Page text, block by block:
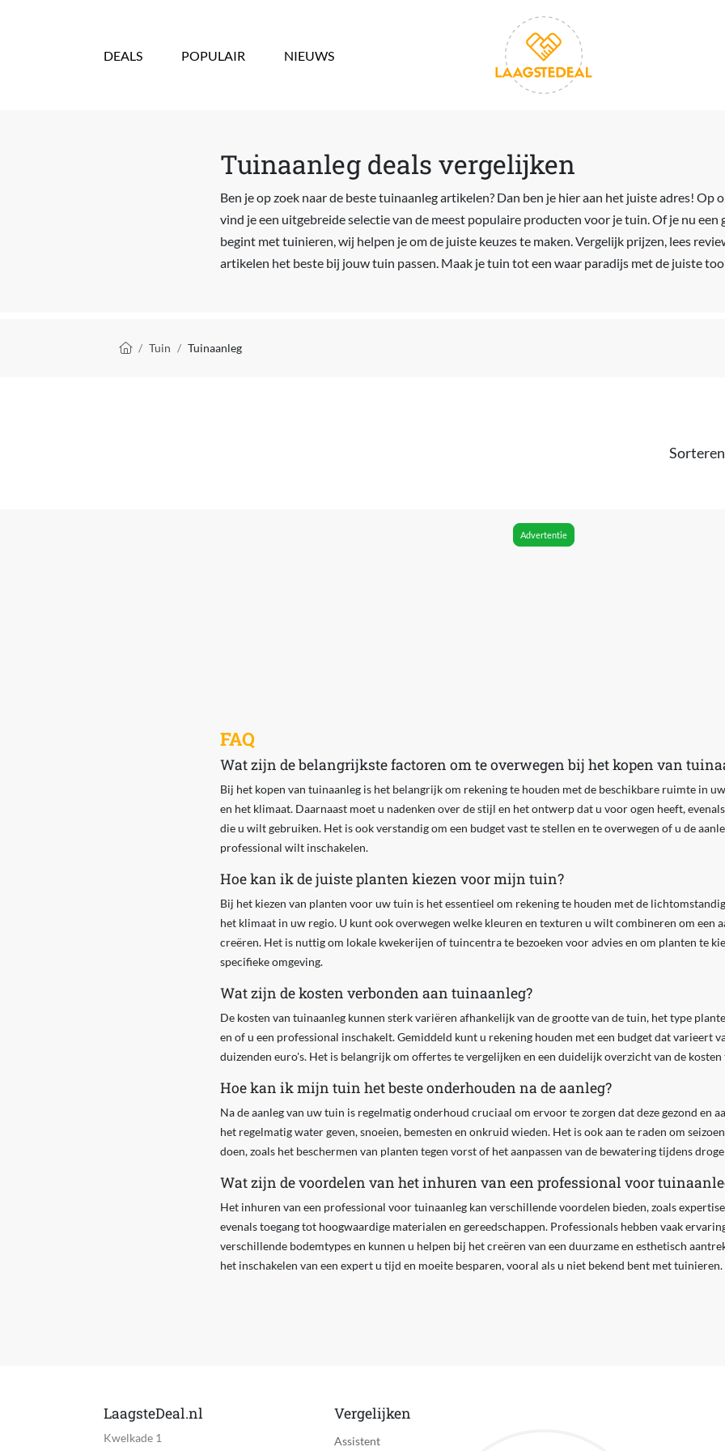
DEALS POPULAIR NIEUWS
Tuinaanleg deals vergelijken
Ben je op zoek naar de beste tuinaanleg artikelen? Dan ben je hier aan het juiste adres! Op
vind je een uitgebreide selectie van de meest populaire producten voor je tuin. Of je nu een
begint met tuinieren, wij helpen je om de juiste keuzes te maken. Vergelijk prijzen, lees
artikelen het beste bij jouw tuin passen. Maak je tuin tot een waar paradijs met de juiste
Kruimelpad
Tuin Tuinaanleg
Advertentie
FAQ
Wat zijn de belangrijkste factoren om te overwegen bij het kopen van
Bij het kopen van tuinaanleg is het belangrijk om rekening te houden met de beschikbare ruimte in
en het klimaat. Daarnaast moet u nadenken over de stijl en het ontwerp dat u voor ogen heeft,
die u wilt gebruiken. Het is ook verstandig om een budget vast te stellen en te overwegen of u de
professional wilt inschakelen.
Hoe kan ik de juiste planten kiezen voor mijn tuin?
Bij het kiezen van planten voor uw tuin is het essentieel om rekening te houden met de
het klimaat in uw regio. U kunt ook overwegen welke kleuren en texturen u wilt combineren om een
creëren. Het is nuttig om lokale kwekerijen of tuincentra te bezoeken voor advies en om planten te
specifieke omgeving.
Wat zijn de kosten verbonden aan tuinaanleg?
De kosten van tuinaanleg kunnen sterk variëren afhankelijk van de grootte van de tuin, het type
en of u een professional inschakelt. Gemiddeld kunt u rekening houden met een budget dat varieert
duizenden euro's. Het is belangrijk om offertes te vergelijken en een duidelijk overzicht van de
Hoe kan ik mijn tuin het beste onderhouden na de aanleg?
Na de aanleg van uw tuin is regelmatig onderhoud cruciaal om ervoor te zorgen dat deze gezond en
het regelmatig water geven, snoeien, bemesten en onkruid wieden. Het is ook aan te raden om
doen, zoals het beschermen van planten tegen vorst of het aanpassen van de bewatering tijdens
Wat zijn de voordelen van het inhuren van een professional voor
Het inhuren van een professional voor tuinaanleg kan verschillende voordelen bieden, zoals
evenals toegang tot hoogwaardige materialen en gereedschappen. Professionals hebben vaak
verschillende bodemtypes en kunnen u helpen bij het creëren van een duurzame en esthetisch
het inschakelen van een expert u tijd en moeite besparen, vooral als u niet bekend bent met tuinieren.
LaagsteDeal.nl
Kwelkade 1
Vergelijken
Assistent